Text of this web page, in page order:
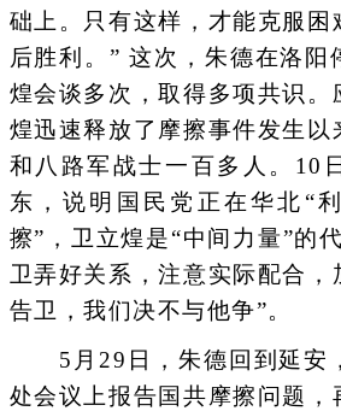
础上。只有这样，才能克服困
后胜利。” 这次，朱德在洛阳
煌会谈多次，取得多项共识。
煌迅速释放了摩擦事件发生以
和八路军战士一百多人。10
东，说明国民党正在华北“
擦”，卫立煌是“中间力量”的
卫弄好关系，注意实际配合，
告卫，我们决不与他争”。
5月29日，朱德回到延安
处会议上报告国共摩擦问题，